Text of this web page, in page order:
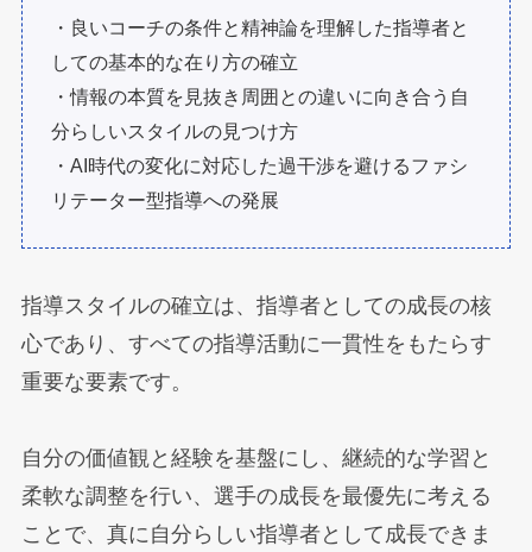
・良いコーチの条件と精神論を理解した指導者と
しての基本的な在り方の確立
・情報の本質を見抜き周囲との違いに向き合う自
分らしいスタイルの見つけ方
・AI時代の変化に対応した過干渉を避けるファシ
リテーター型指導への発展
指導スタイルの確立は、指導者としての成長の核
心であり、すべての指導活動に一貫性をもたらす
重要な要素です。
自分の価値観と経験を基盤にし、継続的な学習と
柔軟な調整を行い、選手の成長を最優先に考える
ことで、真に自分らしい指導者として成長できま